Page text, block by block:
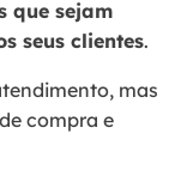
que sejam
seus clientes.
mas
compra e